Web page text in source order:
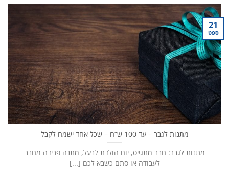
מתנות לגבר – עד 100 ש”ח – שכל אחד ישמח לקבל
מתנות לגבר: חבר מתגייס, יום הולדת לבעל, מתנה פרידה מחבר
לעבודה או סתם כשבא לכם [...]
21
ספט